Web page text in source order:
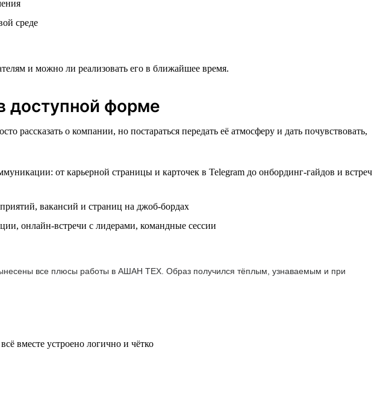
среде
и можно ли реализовать его в ближайшее время.
доступной форме
о компании, но постараться передать её атмосферу и дать почувствовать,
от карьерной страницы и карточек в Telegram до онбординг-гайдов и встреч
вакансий и страниц на джоб-бордах
онлайн-встречи с лидерами, командные сессии
все плюсы работы в АШАН ТЕХ. Образ получился тёплым, узнаваемым и при